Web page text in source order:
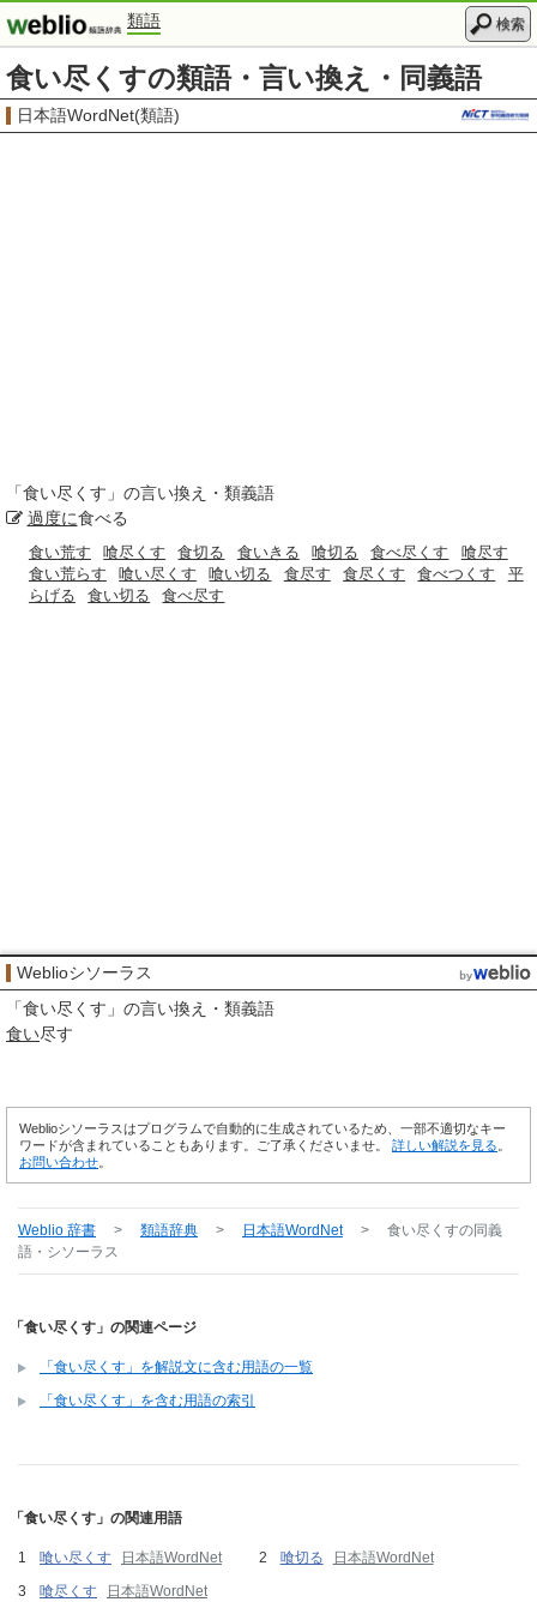
類語 検索
食い尽くすの類語・言い換え・同義語
日本語WordNet(類語)
「食い尽くす 」の言い換え・類義語
過度に食べる
食い荒す 喰尽くす 食切る 食いきる 喰切る 食べ尽くす
喰尽す
食い荒らす
喰い尽くす 喰い切る 食尽す 食尽くす 食べつくす
平
らげる
食い切る 食べ尽す
Weblioシソーラス
「食い尽くす 」の言い換え・類義語
食い尽す
Weblioシソーラスはプログラムで自動的に生成されているため、一部不適切なキー
ワードが含まれていることもあります。ご了承くださいませ。 詳しい解説を見る。
お問い合わせ。
Weblio 辞書 > 類語辞典 > 日本語WordNet > 食い尽くすの同義
語・シソーラス
「食い尽くす」の関連ページ
「食い尽くす」を解説文に含む用語の一覧
「食い尽くす」を含む用語の索引
「食い尽くす」の関連用語
喰い尽くす 日本語WordNet 喰切る
日本語WordNet
喰尽くす
日本語WordNet